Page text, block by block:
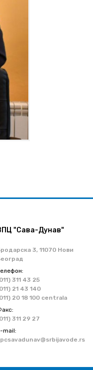
"Сава-Дунав"
3, 11070 Нови
311 43 25
21 43 140
20 18 100 centrala
311 29 27
mail: